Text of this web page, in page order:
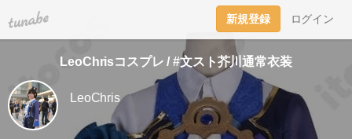
tuna.be 新規登録 ログイン
LeoChrisコスプレ / #文スト芥川通常衣装
LeoChris